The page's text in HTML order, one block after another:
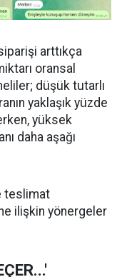
arttıkça
oransal
düşük tutarlı
yaklaşık yüzde
yüksek
daha aşağı
teslimat
ilişkin yönergeler